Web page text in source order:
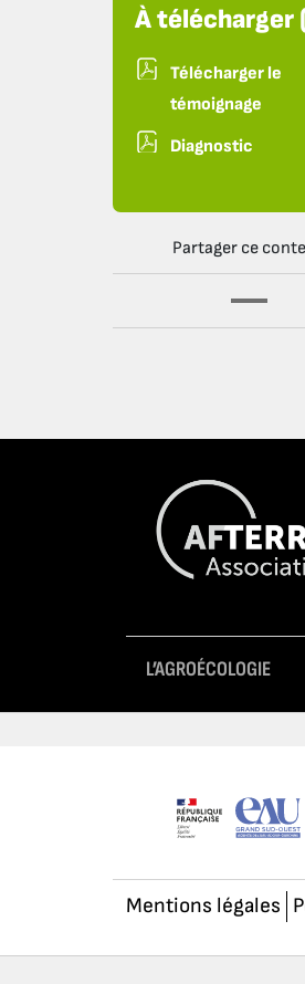
À télécharger
Télécharger le
témoignage
Diagnostic
Partager ce
L’AGROÉCOLOGIE
Mentions légales